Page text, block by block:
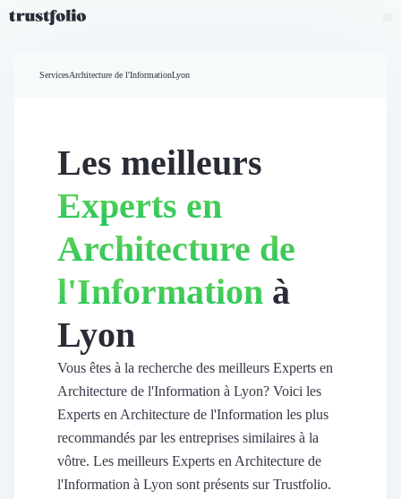
Widgets d'avis
Partage d’avis multicanal
Vidéo de témoignage
Intent data
Révéler le réseau
Vitrine & média
Suivi du ROI
Voir tous nos avis clients
ServicesArchitecture de l'InformationLyon
Les meilleurs
Experts en
Architecture de
l'Information à
Lyon
Vous êtes à la recherche des meilleurs Experts en
Architecture de l'Information à Lyon? Voici les
Experts en Architecture de l'Information les plus
recommandés par les entreprises similaires à la
vôtre. Les meilleurs Experts en Architecture de
l'Information à Lyon sont présents sur Trustfolio.